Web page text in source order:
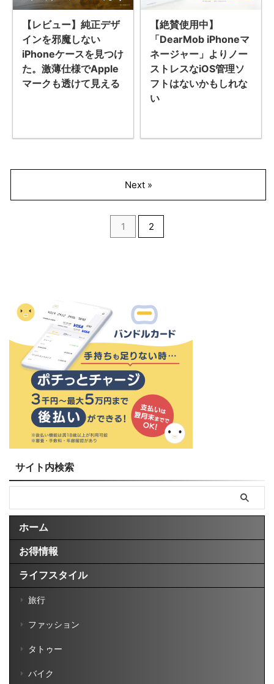
【レビュー】純正デザ
インを邪魔しない
iPhoneケースを見つけ
た。激薄仕様でApple
マークも透けて見える
【絶賛使用中】
「DearMob iPhoneマ
ネージャー」よりノー
ストレスなiOS管理ソ
フトはないかもしれな
い
1 2
Next »
サイト内検索
ホーム
お得情報
ライフスタイル
旅行
ファッション
タトゥー
バイク